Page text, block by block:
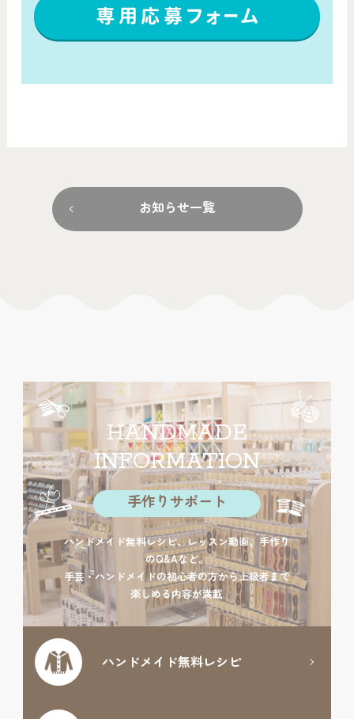
お知らせ一覧
HANDMADE
INFORMATION
手作りサポート
ハンドメイド無料レシピ、レッスン動画、手作り
のQ&Aなど。
手芸・ハンドメイドの初心者の方から上級者まで
楽しめる内容が満載
ハンドメイド無料レシピ